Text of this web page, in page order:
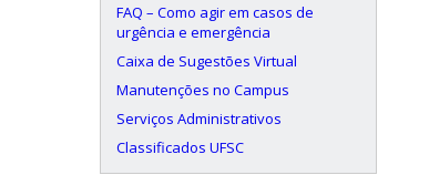
FAQ – Como agir em casos de
urgência e emergência
Caixa de Sugestões Virtual
Manutenções no Campus
Serviços Administrativos
Classificados UFSC